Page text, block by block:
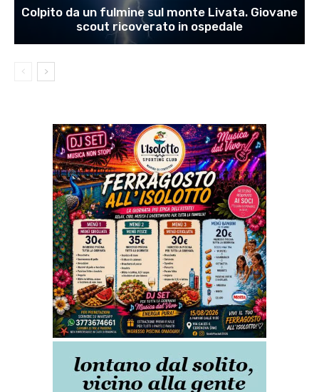
Colpito da un fulmine sul monte Livata. Giovane
scout ricoverato in ospedale